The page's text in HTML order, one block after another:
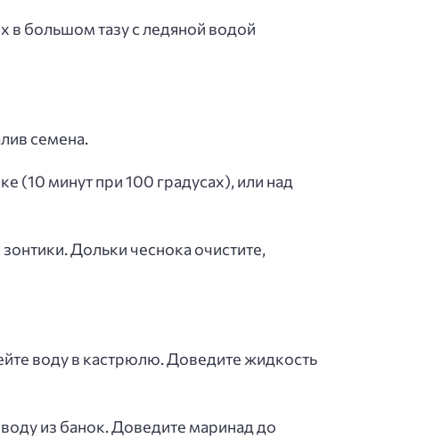
в большом тазу с ледяной водой
семена.
(10 минут при 100 градусах), или над
Дольки чеснока очистите,
воду в кастрюлю. Доведите жидкость
из банок. Доведите маринад до